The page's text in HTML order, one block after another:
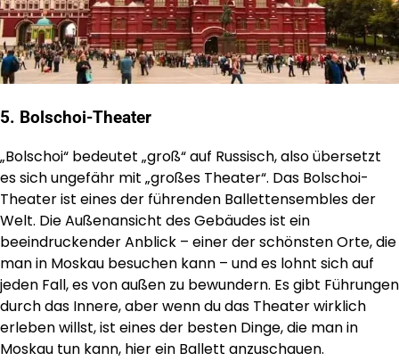
5. Bolschoi-Theater
„Bolschoi“ bedeutet „groß“ auf Russisch, also übersetzt
es sich ungefähr mit „großes Theater“. Das Bolschoi-
Theater ist eines der führenden Ballettensembles der
Welt. Die Außenansicht des Gebäudes ist ein
beeindruckender Anblick – einer der schönsten Orte, die
man in Moskau besuchen kann – und es lohnt sich auf
jeden Fall, es von außen zu bewundern. Es gibt Führungen
durch das Innere, aber wenn du das Theater wirklich
erleben willst, ist eines der besten Dinge, die man in
Moskau tun kann, hier ein Ballett anzuschauen.